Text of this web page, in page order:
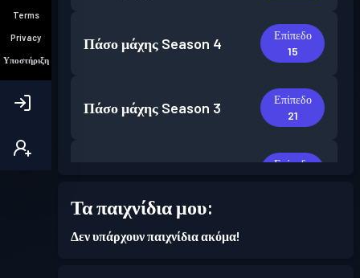
Terms
Privacy
Υποστήριξη
Πάσο μάχης Season 4
Επίπεδο
15
Πάσο μάχης Season 3
Επίπεδο
21
Επίπεδο
Πάσο μάχηςSeason 1
Τα παιχνίδια μου:
Δεν υπάρχουν παιχνίδια ακόμα!